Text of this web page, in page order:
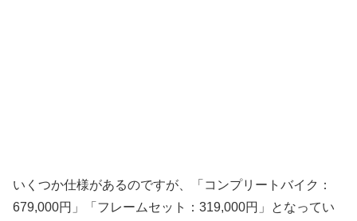
いくつか仕様があるのですが、「コンプリートバイク：
679,000円」「フレームセット：319,000円」となってい